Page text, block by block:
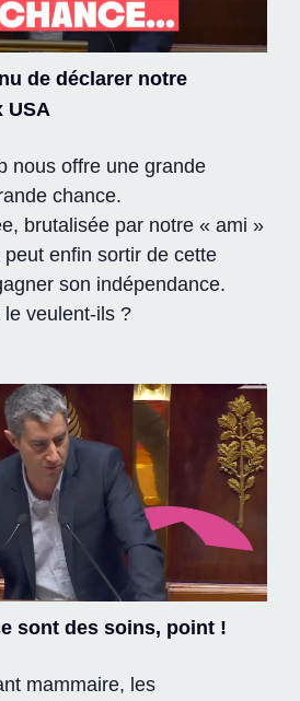
de déclarer notre
USA
nous offre une grande
chance.
brutalisée par notre « ami »
peut enfin sortir de cette
son indépendance.
veulent-ils ?
sont des soins, point !
mammaire, les